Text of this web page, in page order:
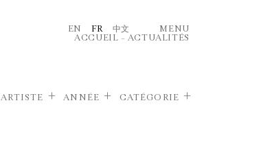
EN FR 中文
MENU
ACCUEIL – ACTUALITÉS
ARTISTE ANNÉE CATÉGORIE